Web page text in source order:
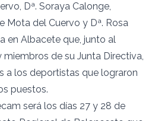
Dª. Soraya Calonge,
Mota del Cuervo y Dª. Rosa
en Albacete que, junto al
miembros de su Junta Directiva,
a los deportistas que lograron
puestos.
será los días 27 y 28 de